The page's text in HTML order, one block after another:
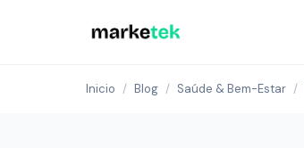
Inicio / Blog / Saúde & Bem-Estar /